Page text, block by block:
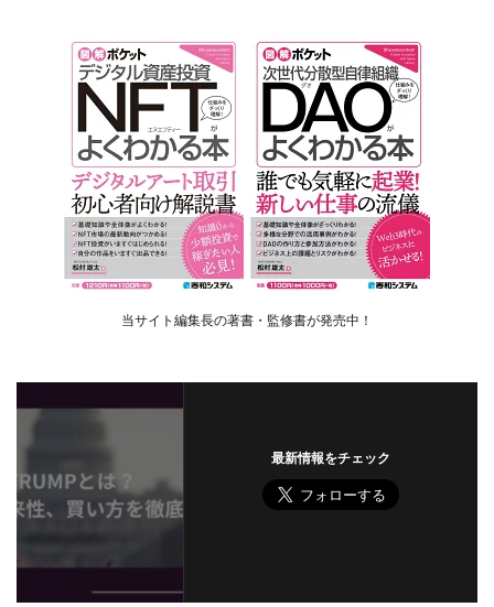
当サイト編集長の著書・監修書が発売中！
最新情報をチェック